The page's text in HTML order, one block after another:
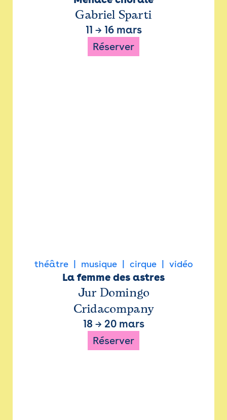
Gabriel Sparti
11 → 16 mars
Réserver
théâtre musique cirque vidéo
La femme des astres
Jur Domingo
Cridacompany
18 → 20 mars
Réserver